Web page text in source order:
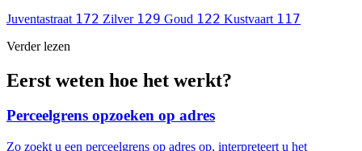
Juventastraat 172 Zilver 129 Goud 122 Kustvaart 117
Verder lezen
Eerst weten hoe het werkt?
Perceelgrens opzoeken op adres
Zo zoekt u een perceelgrens op adres op, interpreteert u het